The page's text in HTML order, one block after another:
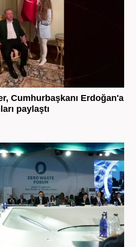
Cumhurbaşkanı Erdoğan'a
paylaştı